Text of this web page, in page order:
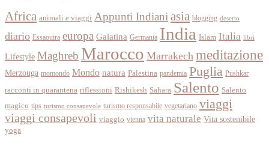
Africa animali e viaggi Appunti Indianiasia blogging deserto
diario Essaouira europa Galatina Germania India Islam Italia libri
Lifestyle Maghreb Marocco Marrakech meditazione
Merzouga momondo Mondo natura Palestina pandemia Puglia Pushkar
racconti in quarantena riflessioni Rishikesh Sahara Salento Salento
magico tips turismo consapevole turismo responsabile vegetariano viaggi
viaggi consapevoli viaggio vienna vita naturale Vita sostenibile
yoga